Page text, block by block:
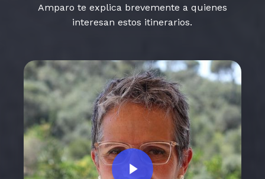
Amparo te explica brevemente a quienes
interesan estos itinerarios.
Play Video